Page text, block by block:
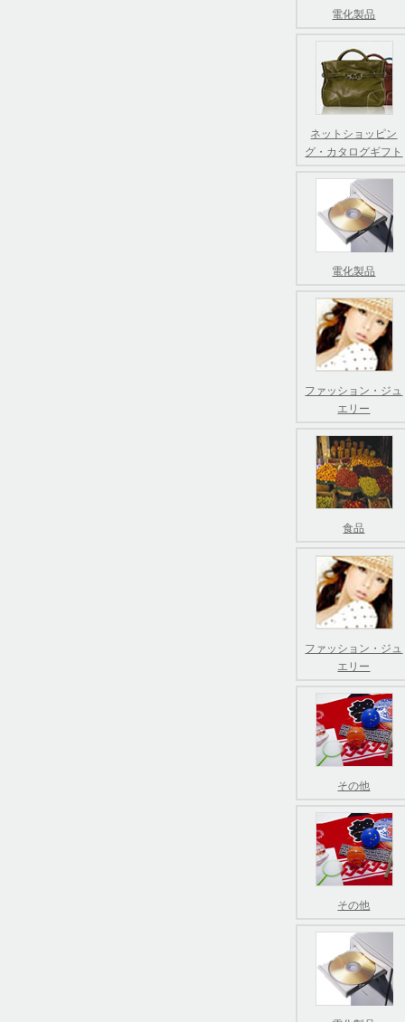
電化製品
ネットショッピン
グ・カタログギフト
電化製品
ファッション・ジュ
エリー
食品
ファッション・ジュ
エリー
その他
その他